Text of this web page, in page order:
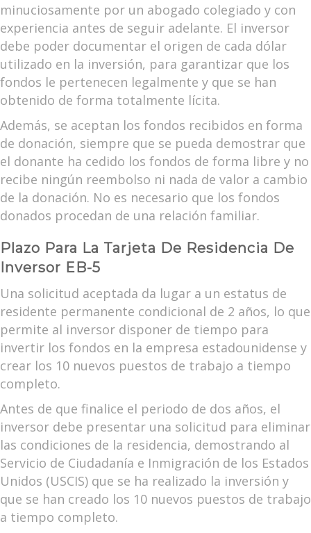
minuciosamente por un abogado colegiado y con
experiencia antes de seguir adelante. El inversor
debe poder documentar el origen de cada dólar
utilizado en la inversión, para garantizar que los
fondos le pertenecen legalmente y que se han
obtenido de forma totalmente lícita.
Además, se aceptan los fondos recibidos en forma
de donación, siempre que se pueda demostrar que
el donante ha cedido los fondos de forma libre y no
recibe ningún reembolso ni nada de valor a cambio
de la donación. No es necesario que los fondos
donados procedan de una relación familiar.
Plazo Para La Tarjeta De Residencia De
Inversor EB-5
Una solicitud aceptada da lugar a un estatus de
residente permanente condicional de 2 años, lo que
permite al inversor disponer de tiempo para
invertir los fondos en la empresa estadounidense y
crear los 10 nuevos puestos de trabajo a tiempo
completo.
Antes de que finalice el periodo de dos años, el
inversor debe presentar una solicitud para eliminar
las condiciones de la residencia, demostrando al
Servicio de Ciudadanía e Inmigración de los Estados
Unidos (USCIS) que se ha realizado la inversión y
que se han creado los 10 nuevos puestos de trabajo
a tiempo completo.